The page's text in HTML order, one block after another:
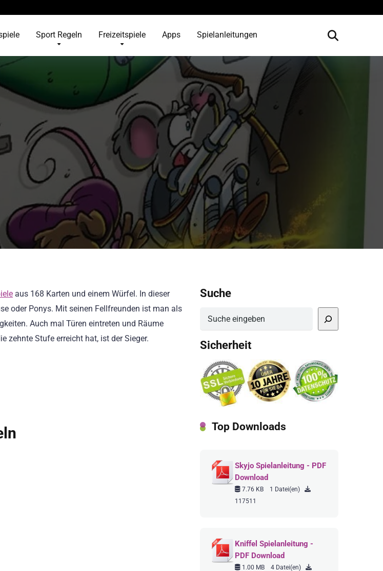
Sport Regeln Freizeitspiele Apps Spielanleitungen
aus 168 Karten und einem Würfel. In dieser
oder Ponys. Mit seinen Fellfreunden ist man als
Auch mal Türen eintreten und Räume
zehnte Stufe erreicht hat, ist der Sieger.
Suche
Sicherheit
Top Downloads
Skyjo Spielanleitung - PDF
Download
7.76 KB
1 Datei(en)
117511
Kniffel Spielanleitung -
PDF Download
1.00 MB
4 Datei(en)